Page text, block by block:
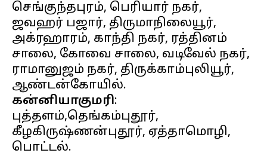
செங்குந்தபுரம், பெரியார் நகர்,
ஜவஹர் பஜார், திருமாநிலையூர்,
அக்ரஹாரம், காந்தி நகர், ரத்தினம்
சாலை, கோவை சாலை, வடிவேல் நகர்,
ராமானுஜம் நகர், திருக்காம்புலியூர்,
கன்னியாகுமரி:
புத்தளம்,தெங்கம்புதூர்,
கீழகிருஷ்ணன்புதூர், ஏத்தாமொழி,